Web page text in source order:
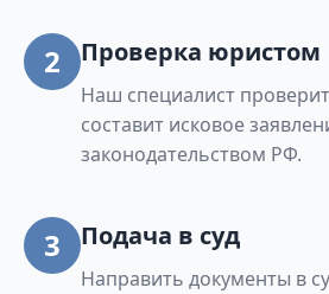
2 Проверка юристом
Наш специалист
составит исковое
законодательством РФ.
3 Подача в суд
Направить документы в